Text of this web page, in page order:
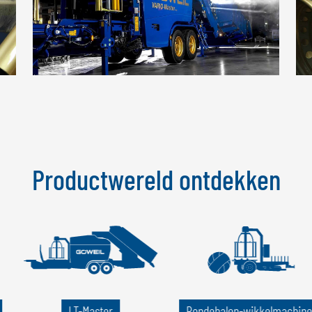
Productwereld ontdekken